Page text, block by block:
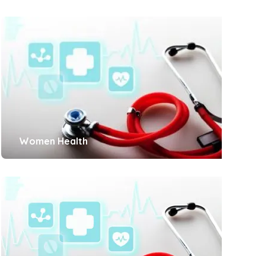
Women Health